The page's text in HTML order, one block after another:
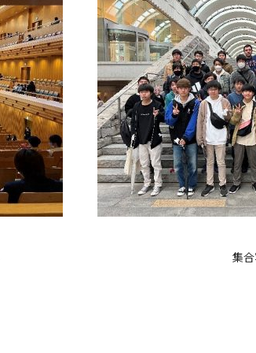
集